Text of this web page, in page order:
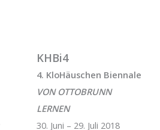
KHBi4
4. KloHäuschen Biennale
VON OTTOBRUNN
LERNEN
30. Juni – 29. Juli 2018